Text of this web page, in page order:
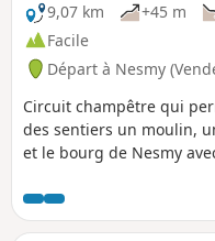
9,07 km
+45 m
Facile
Départ à Nesmy
Circuit champêtre qui
des sentiers un moulin,
et le bourg de Nesmy